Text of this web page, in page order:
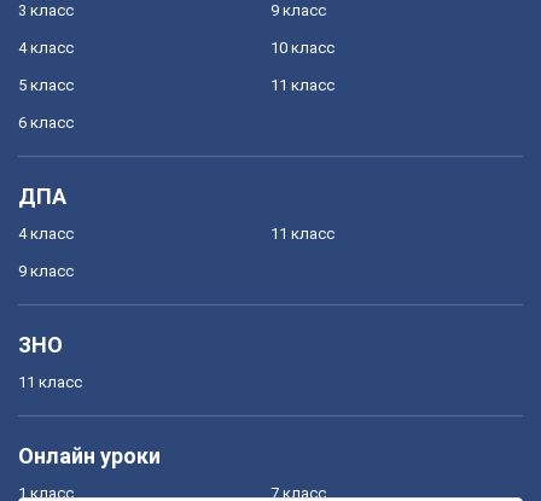
3 класс
4 класс
5 класс
6 класс
9 класс
10 класс
11 класс
ДПА
4 класс
9 класс
11 класс
ЗНО
11 класс
Онлайн уроки
1 класс 7 класс